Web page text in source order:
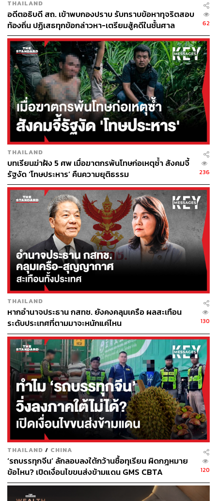
ประชาชนเป็นศูนย์กลางของเป้าหมายการพัฒนา (People
Centric) ดังนั้นต้องส่งเสริมการมีส่วนร่วมจากทุกภาคส่วน
ของสังคมในการกำหนดนโยบาย ออกแบบกฎหมาย ตัดสินใจ
และกำกับดูแลร่วมกับรัฐในทุกมิติ
ดังนั้น เพื่อให้คนไทยได้รับรู้ร่วมกัน จึงมีการรวบรวมเงื่อนไข
และข้อเสนอแนะของ OECD โดยความร่วมมือระหว่าง
องค์กรต่อต้านคอร์รัปชันฯ (ACT) คณะกรรมการร่วมภาค
เอกชน 3 สถาบัน (กกร.) แนวร่วมต่อต้านคอร์รัปชันของภาค
เอกชนไทย (CAC) สถาบันเพื่อการยุติธรรมแห่งประเทศไทย
(TIJ) แฮนด์ วิสาหกิจเพื่อสังคม (HAND) ศูนย์ความรู้เพื่อ
ความร่วมมือในการต่อต้านคอร์รัปชันฯ จุฬาฯ (KRAC) ด้วย
การสนับสนุนเป็นอย่างดีจากสำนักพันธกรณีและความร่วม
มือระหว่างประเทศ ป.ป.ช. รวมถึงผู้บริหาร OECD ใน
ประเทศไทย
ดาวน์โหลดเอกสาร ›
ความสำเร็จในการเข้าเป็นสมาชิก OECD ได้อย่างสง่างาม
จะเกิดขึ้นไม่ได้หากปล่อยให้ภาครัฐลงมือแต่ฝ่ายเดียว จำเป็น
อาศัยการมีส่วนร่วมจากทุกภาคส่วนของสังคม ในการสร้าง
ประเทศให้มีระบบที่เข้มแข็ง ไม่เปิดโอกาสให้ใครโกง
ในบทความตอนที่สองจะชี้ให้เห็นว่า ‘ใครต้องทำอะไร เพื่อไป
ให้ถึงเป้าหมาย’
บทความโดย: คณะทำงาน ‘Zero Corruption: ‘กกร. ไม่ทน’
TAGS: คณะกรรมการป้องกันและปราบปรามการทุจริตแห่งชาติ
คณะกรรมการร่วมภาคเอกชน 3 สถาบัน
Key Messages
องค์การเพื่อความร่วมมือทางเศรษฐกิจและการพัฒนา
(OECD)
สถาบันเพื่อการยุติธรรมแห่งประเทศไทย
การคอร์รัปชัน
THAILAND
อดีตอธิบดี สถ. เข้าพบกองปราบ รับทราบข้อหาทุจริตสอบ
ท้องถิ่น ปฏิเสธทุกข้อกล่าวหา-เตรียมสู้คดีในชั้นศาล
62
THAILAND
บทเรียนฆ่าฝัง 5 ศพ เมื่อฆาตกรพ้นโทษก่อเหตุซ้ำ สังคมจี้
รัฐงัด ‘โทษประหาร’ คืนความยุติธรรม
236
THAILAND
หากอำนาจประธาน กสทช. ยังคงคลุมเครือ ผลสะเทือน
ระดับประเทศที่ตามมาจะหนักแค่ไหน
130
THAILAND / CHINA
‘รถบรรทุกจีน’ ลักลอบลงใต้กว้านซื้อทุเรียน ผิดกฎหมาย
ข้อไหน? เปิดเงื่อนไขขนส่งข้ามแดน GMS CBTA
120